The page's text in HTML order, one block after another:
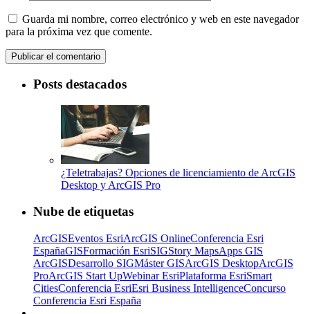
Guarda mi nombre, correo electrónico y web en este navegador
para la próxima vez que comente.
Posts destacados
¿Teletrabajas? Opciones de licenciamiento de ArcGIS
Desktop y ArcGIS Pro
Nube de etiquetas
ArcGISEventos EsriArcGIS OnlineConferencia Esri
EspañaGISFormación EsriSIGStory MapsApps GIS
ArcGISDesarrollo SIGMáster GISArcGIS DesktopArcGIS
ProArcGIS Start UpWebinar EsriPlataforma EsriSmart
CitiesConferencia EsriEsri Business IntelligenceConcurso
Conferencia Esri España